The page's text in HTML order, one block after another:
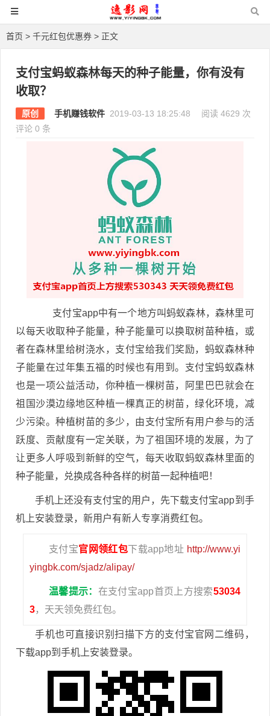
首页 > 千元红包优惠券 > 正文
支付宝蚂蚁森林每天的种子能量，你有没有
收取？
原创 手机赚钱软件 2019-03-13 18:25:48
阅读 4629 次
评论 0 条
支付宝app中有一个地方叫蚂蚁森林，森林里可
以每天收取种子能量，种子能量可以换取树苗种植，或
者在森林里给树浇水，支付宝给我们奖励，蚂蚁森林种
子能量在过年集五福的时候也有用到。支付宝蚂蚁森林
也是一项公益活动，你种植一棵树苗，阿里巴巴就会在
祖国沙漠边缘地区种植一棵真正的树苗，绿化环境，减
少污染。种植树苗的多少，由支付宝所有用户参与的活
跃度、贡献度有一定关联，为了祖国环境的发展，为了
让更多人呼吸到新鲜的空气，每天收取蚂蚁森林里面的
种子能量，兑换成各种各样的树苗一起种植吧！
手机上还没有支付宝的用户，先下载支付宝app到手
机上安装登录，新用户有新人专享消费红包。
支付宝官网领红包下载app地址 http://www.yi
yingbk.com/sjadz/alipay/
温馨提示： 在支付宝app首页上方搜索53034
3，天天领免费红包。
手机也可直接识别扫描下方的支付宝官网二维码，
下载app到手机上安装登录。